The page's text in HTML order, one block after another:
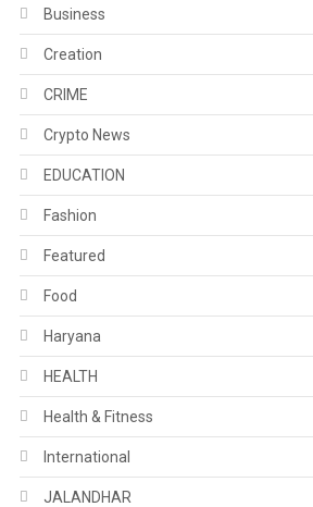
Business
Creation
CRIME
Crypto News
EDUCATION
Fashion
Featured
Food
Haryana
HEALTH
Health & Fitness
International
JALANDHAR